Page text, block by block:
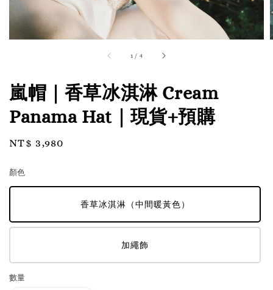
1 / 4
嵐帽｜香草冰淇淋 Cream
Panama Hat｜現貨+預購
Regular
NT$ 3,980
顏色
香草冰淇淋（中間暖黃色）
加繩飾
數量